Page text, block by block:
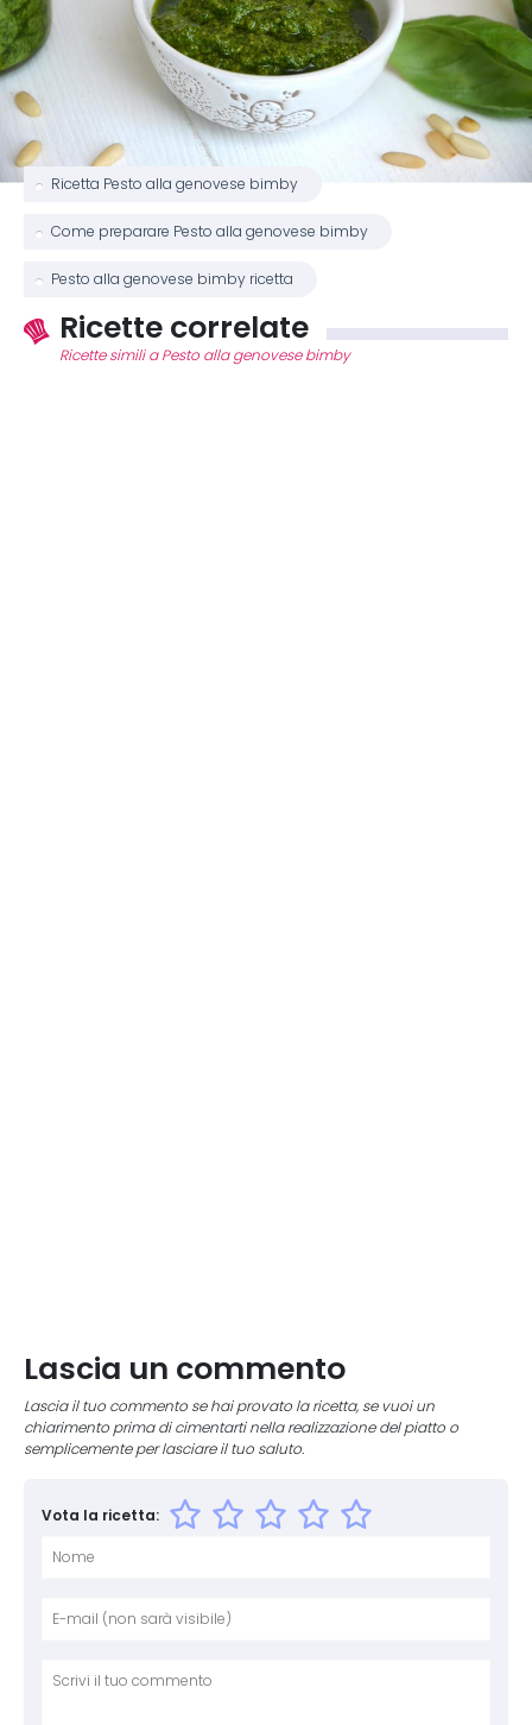
Ricetta Pesto alla genovese bimby
Come preparare Pesto alla genovese bimby
Pesto alla genovese bimby ricetta
Ricette correlate
Ricette simili a Pesto alla genovese bimby
Lascia un commento
Lascia il tuo commento se hai provato la ricetta, se vuoi un
chiarimento prima di cimentarti nella realizzazione del piatto o
semplicemente per lasciare il tuo saluto.
Vota la ricetta: